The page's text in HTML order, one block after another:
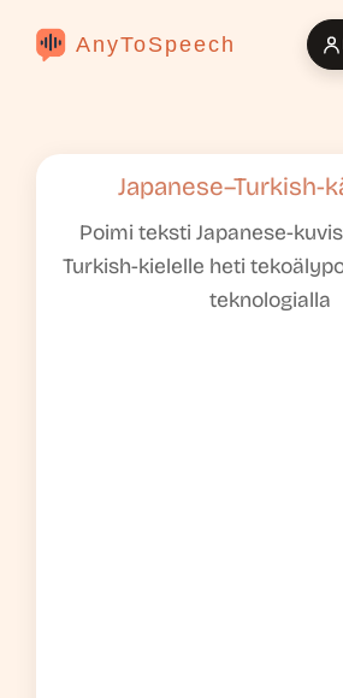
AnyToSpeech
Japanese–Turkish-
Poimi teksti Japanese-
Turkish-kielelle heti
teknologialla